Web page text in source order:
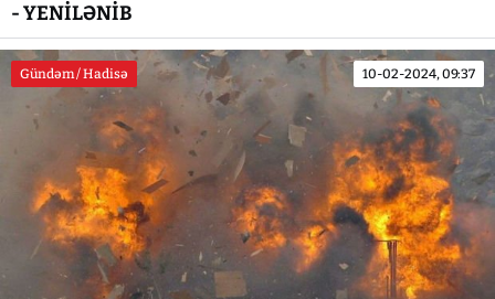
- YENİLƏNİB
Gündəm / Hadisə 10-02-2024, 09:37